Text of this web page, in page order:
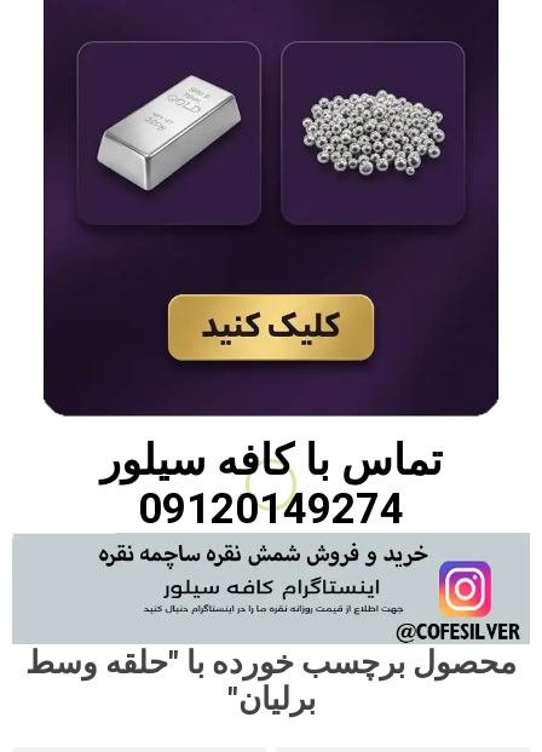
تماس باکافه سیلور
09120149274
محصول برچسب خورده با "حلقه وسط
برلیان"